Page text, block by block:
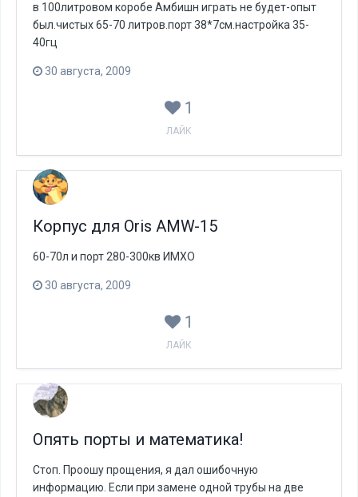
в 100литровом коробе Амбишн играть не будет-опыт
был.чистых 65-70 литров.порт 38*7см.настройка 35-
40гц
30 августа, 2009
1
ЛАЙК
Корпус для Oris AMW-15
60-70л и порт 280-300кв ИМХО
30 августа, 2009
1
ЛАЙК
Опять порты и математика!
Стоп. Проошу прощения, я дал ошибочную
информацию. Если при замене одной трубы на две